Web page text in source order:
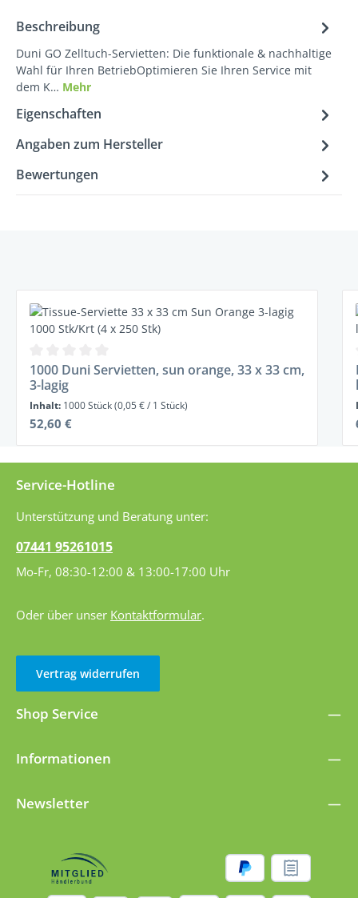
Beschreibung
Duni GO Zelltuch-Servietten: Die funktionale & nachhaltige
Wahl für Ihren BetriebOptimieren Sie Ihren Service mit
dem K… Mehr
Eigenschaften
Angaben zum Hersteller
Bewertungen
Durchschnittliche Bewertung von 0 von 5 Sternen
1000 Duni Servietten, sun orange, 33 x 33 cm,
3-lagig
Inhalt: 1000 Stück(0,05 € / 1 Stück)
Regulärer Preis:
52,60 €
Service-Hotline
Unterstützung und Beratung unter:
07441 95261015
Mo-Fr, 08:30-12:00 & 13:00-17:00 Uhr
Oder über unser Kontaktformular.
Vertrag widerrufen
Shop Service
Informationen
Newsletter